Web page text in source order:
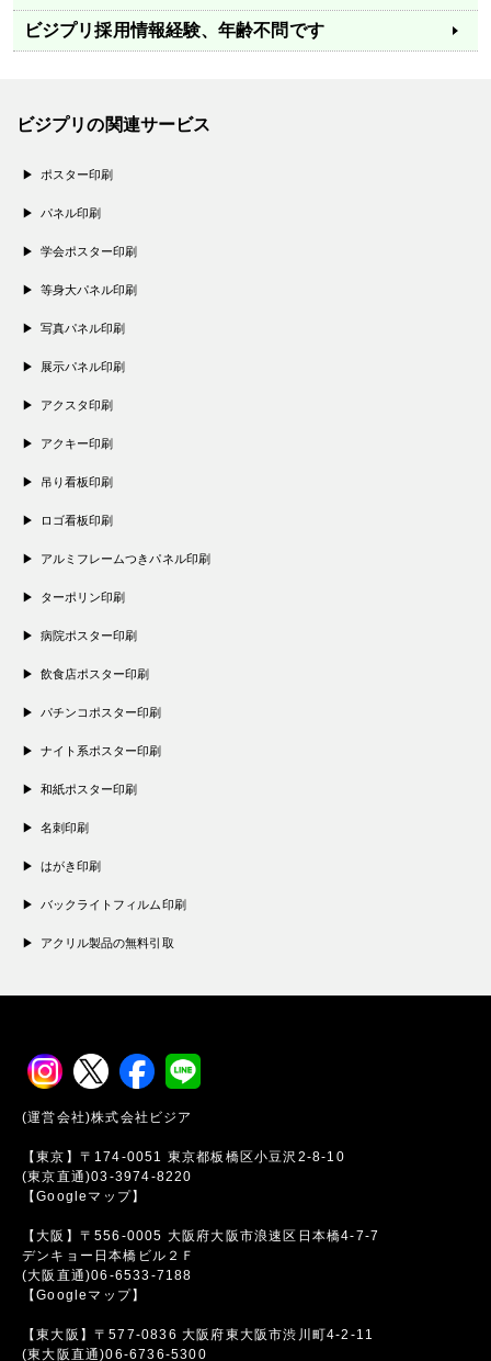
ビジプリ採用情報経験、年齢不問です
ビジプリの関連サービス
ポスター印刷
パネル印刷
学会ポスター印刷
等身大パネル印刷
写真パネル印刷
展示パネル印刷
アクスタ印刷
アクキー印刷
吊り看板印刷
ロゴ看板印刷
アルミフレームつきパネル印刷
ターポリン印刷
病院ポスター印刷
飲食店ポスター印刷
パチンコポスター印刷
ナイト系ポスター印刷
和紙ポスター印刷
名刺印刷
はがき印刷
バックライトフィルム印刷
アクリル製品の無料引取
(運営会社)株式会社ビジア
【東京】〒174-0051 東京都板橋区小豆沢2-8-10
(東京直通)03-3974-8220
【Googleマップ】
【大阪】〒556-0005 大阪府大阪市浪速区日本橋4-7-7
デンキョー日本橋ビル２Ｆ
(大阪直通)06-6533-7188
【Googleマップ】
【東大阪】〒577-0836 大阪府東大阪市渋川町4-2-11
(東大阪直通)06-6736-5300